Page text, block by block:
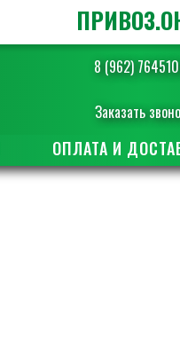
8 (962)
Заказать
ОПЛАТА И